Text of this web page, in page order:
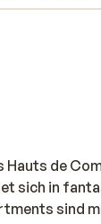
Hauts de
sich in
sind